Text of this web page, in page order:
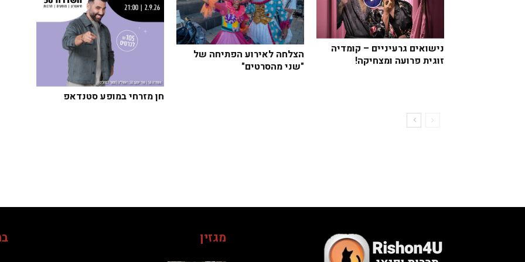
חן מזרחי במופע סטנדאפ
הצלחה לאירוע הפתיחה של
"שני מהסרטים"
נישואים גרעיניים – קומדיה
זוגית פרועה ומצחיקה!
מגזין